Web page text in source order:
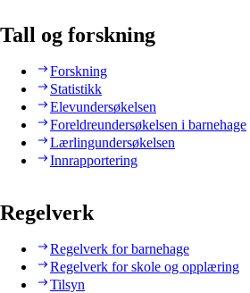
Tall og forskning
Forskning
Statistikk
Elevundersøkelsen
Foreldreundersøkelsen i barnehage
Lærlingundersøkelsen
Innrapportering
Regelverk
Regelverk for barnehage
Regelverk for skole og opplæring
Tilsyn